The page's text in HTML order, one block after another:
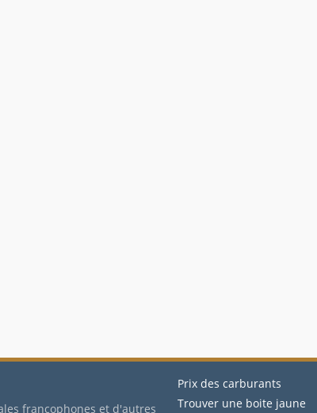
francophones et d'autres
Prix des carburants
Trouver une boite jaune